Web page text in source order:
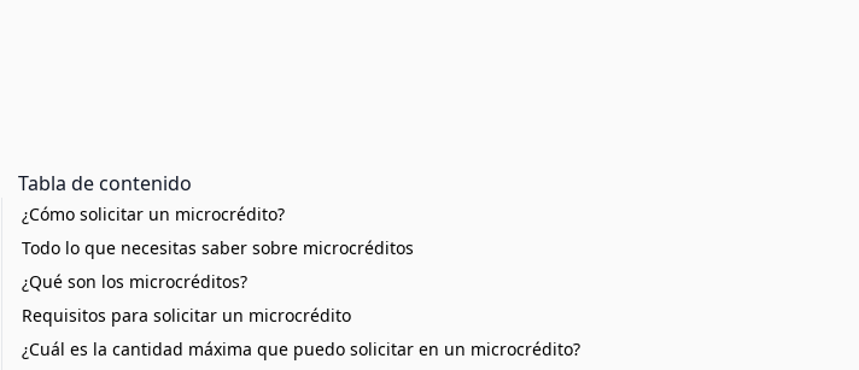
Tabla de contenido
¿Cómo solicitar un microcrédito?
Todo lo que necesitas saber sobre microcréditos
¿Qué son los microcréditos?
Requisitos para solicitar un microcrédito
¿Cuál es la cantidad máxima que puedo solicitar en un microcrédito?